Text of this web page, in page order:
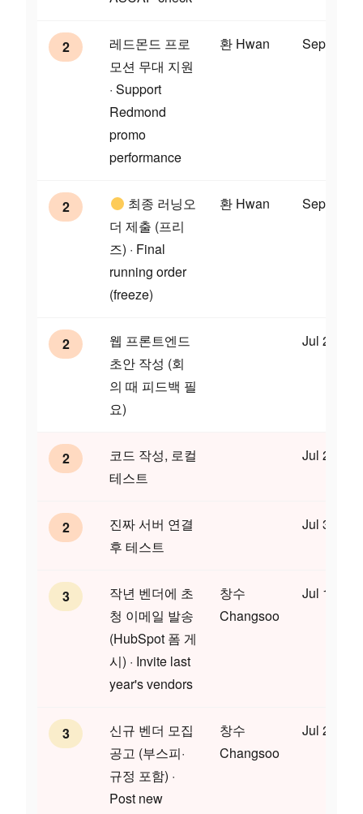
2
레드몬드 프로
모션 무대 지원
· Support
Redmond
promo
performance
환 Hwan Sep 4
2
최종 러닝오
더 제출 (프리
즈) · Final
running order
(freeze)
환 Hwan Sep 11
2
웹 프론트엔드
초안 작성 (회
의 때 피드백 필
요)
Jul 23
2
코드 작성, 로컬
테스트
Jul 25
2
진짜 서버 연결
후 테스트
Jul 31
3
작년 벤더에 초
청 이메일 발송
(HubSpot 폼 게
시) · Invite last
year's vendors
창수
Changsoo
Jul 17
3
신규 벤더 모집
공고 (부스피·
규정 포함) ·
Post new
창수
Changsoo
Jul 24